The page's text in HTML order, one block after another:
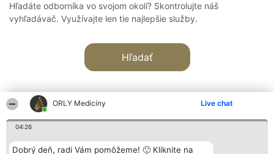
ORLY Medicíny Live chat
04:26
Dobrý deň, radi Vám pomôžeme! 🙂 Kliknite na
Hľadáte odborníka vo svojom okolí? Skontrolujte náš
vyhľadávač. Využívajte len tie najlepšie služby.
Hľadať
Organizátor hodnotenia Hodnotenie Kontakt